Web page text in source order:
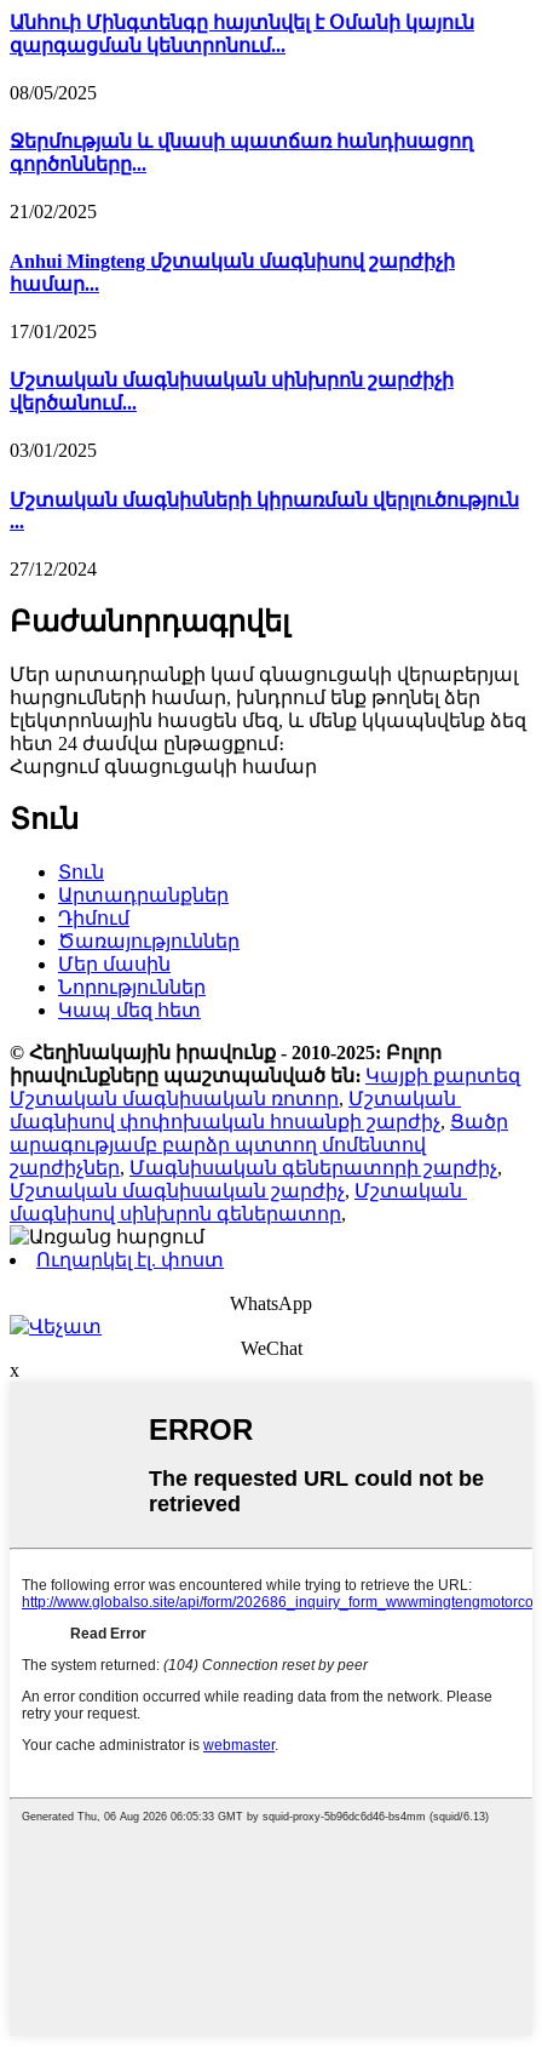
Անհուի Մինգտենգը հայտնվել է Օմանի կայուն
զարգացման կենտրոնում...
08/05/2025
Ջերմության և վնասի պատճառ հանդիսացող
գործոնները...
21/02/2025
Anhui Mingteng մշտական ​​մագնիսով շարժիչի
համար...
17/01/2025
Մշտական ​​մագնիսական սինխրոն շարժիչի
վերծանում...
03/01/2025
Մշտական ​​մագնիսների կիրառման վերլուծություն
...
27/12/2024
Բաժանորդագրվել
Մեր արտադրանքի կամ գնացուցակի վերաբերյալ
հարցումների համար, խնդրում ենք թողնել ձեր
էլեկտրոնային հասցեն մեզ, և մենք կկապնվենք ձեզ
հետ 24 ժամվա ընթացքում։
Հարցում գնացուցակի համար
Տուն
Տուն
Արտադրանքներ
Դիմում
Ծառայություններ
Մեր մասին
Նորություններ
Կապ մեզ հետ
© Հեղինակային իրավունք - 2010-2025: Բոլոր
իրավունքները պաշտպանված են։ Կայքի քարտեզ
Մշտական ​​մագնիսական ռոտոր, Մշտական ​​
մագնիսով փոփոխական հոսանքի շարժիչ, Ցածր
արագությամբ բարձր պտտող մոմենտով
շարժիչներ, Մագնիսական գեներատորի շարժիչ,
Մշտական ​​մագնիսական շարժիչ, Մշտական ​​
մագնիսով սինխրոն գեներատոր,
Ուղարկել էլ. փոստ
WhatsApp
WeChat
x